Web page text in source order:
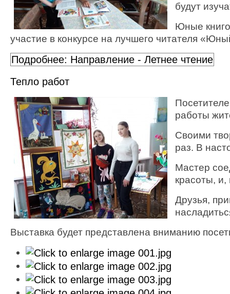
будут
Юные
участие в конкурсе на лучшего читателя
Подробнее: Направление - Летнее чтение
Тепло работ
работы
Своими
раз. В
Мастер
красоты, и,
Друзья,
Выставка будет представлена вниманию